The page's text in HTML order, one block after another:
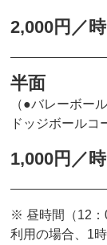
2,000円／
半面
（●バレーボ
ドッジボール
1,000円／
※ 昼時間（12：
利用の場合、1